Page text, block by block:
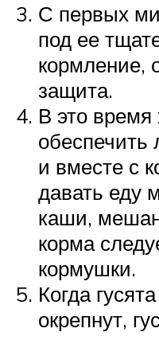
С первых
под ее
кормление,
защита.
В это
и вместе с
давать еду
каши,
корма
кормушки.
Когда
окрепнут,